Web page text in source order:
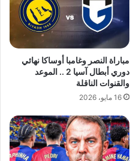
مباراة النصر وغامبا أوساكا نهائي
دوري أبطال آسيا 2 .. الموعد
والقنوات الناقلة
16 مايو، 2026